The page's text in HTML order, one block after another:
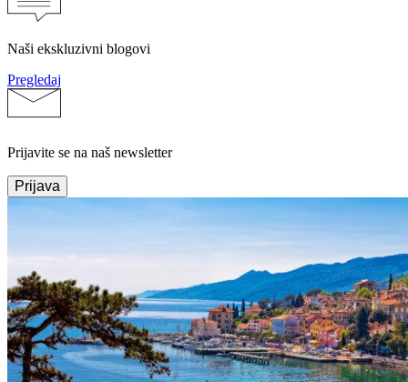
Naši ekskluzivni blogovi
Pregledaj
Prijavite se na naš newsletter
Prijava